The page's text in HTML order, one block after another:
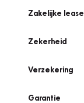
Zakelijke lease
Zekerheid
Verzekering
Garantie